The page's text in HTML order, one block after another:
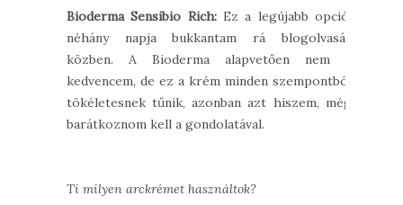
Bioderma Sensibio Rich:Ez a legújabb opció,
néhány napja bukkantam rá blogolvasás
közben. A Bioderma alapvetően nem a
kedvencem, de ez a krém minden szempontból
tökéletesnek tűnik, azonban azt hiszem, még
barátkoznom kell a gondolatával.
Ti milyen arckrémet használtok?